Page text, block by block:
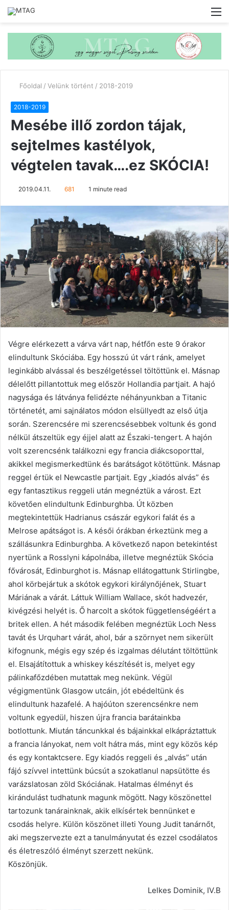
Főoldal / Velünk történt / 2018-2019
2018-2019
Mesébe illő zordon tájak,
sejtelmes kastélyok,
végtelen tavak….ez SKÓCIA!
2019.04.11. 681 1 minute read
Végre elérkezett a várva várt nap, hétfőn este 9 órakor
elindultunk Skóciába. Egy hosszú út várt ránk, amelyet
leginkább alvással és beszélgetéssel töltöttünk el. Másnap
délelőtt pillantottuk meg először Hollandia partjait. A hajó
nagysága és látványa felidézte néhányunkban a Titanic
történetét, ami sajnálatos módon elsüllyedt az első útja
során. Szerencsére mi szerencsésebbek voltunk és gond
nélkül átszeltük egy éjjel alatt az Északi-tengert. A hajón
volt szerencsénk találkozni egy francia diákcsoporttal,
akikkel megismerkedtünk és barátságot kötöttünk. Másnap
reggel értük el Newcastle partjait. Egy „kiadós alvás” és
egy fantasztikus reggeli után megnéztük a várost. Ezt
követően elindultunk Edinburghba. Út közben
megtekintettük Hadrianus császár egykori falát és a
Melrose apátságot is. A késői órákban érkeztünk meg a
szállásunkra Edinburghba. A következő napon betekintést
nyertünk a Rosslyni kápolnába, illetve megnéztük Skócia
fővárosát, Edinburghot is. Másnap ellátogattunk Stirlingbe,
ahol körbejártuk a skótok egykori királynőjének, Stuart
Máriának a várát. Láttuk William Wallace, skót hadvezér,
kivégzési helyét is. Ő harcolt a skótok függetlenségéért a
britek ellen. A hét második felében megnéztük Loch Ness
tavát és Urquhart várát, ahol, bár a szörnyet nem sikerült
kifognunk, mégis egy szép és izgalmas délutánt töltöttünk
el. Elsajátítottuk a whiskey készítését is, melyet egy
pálinkafőzdében mutattak meg nekünk. Végül
végigmentünk Glasgow utcáin, jót ebédeltünk és
elindultunk hazafelé. A hajóúton szerencsénkre nem
voltunk egyedül, hiszen újra francia barátainkba
botlottunk. Miután táncunkkal és bájainkkal elkápráztattuk
a francia lányokat, nem volt hátra más, mint egy közös kép
és egy kontaktcsere. Egy kiadós reggeli és „alvás” után
fájó szívvel intettünk búcsút a szokatlanul napsütötte és
varázslatosan zöld Skóciának. Hatalmas élményt és
kirándulást tudhatunk magunk mögött. Nagy köszönettel
tartozunk tanárainknak, akik elkísértek bennünket e
csodás helyre. Külön köszönet illeti Young Judit tanárnőt,
aki megszervezte ezt a tanulmányutat és ezzel csodálatos
és életreszóló élményt szerzett nekünk.
Köszönjük.
Lelkes Dominik, IV.B